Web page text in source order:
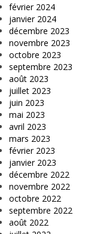
février 2024
janvier 2024
décembre 2023
novembre 2023
octobre 2023
septembre 2023
août 2023
juillet 2023
juin 2023
mai 2023
avril 2023
mars 2023
février 2023
janvier 2023
décembre 2022
novembre 2022
octobre 2022
septembre 2022
août 2022